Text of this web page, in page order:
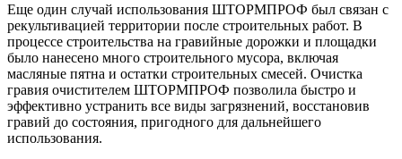
Еще один случай использования ШТОРМПРОФ был связан с
рекультивацией территории после строительных работ. В
процессе строительства на гравийные дорожки и площадки
было нанесено много строительного мусора, включая
масляные пятна и остатки строительных смесей. Очистка
гравия очистителем ШТОРМПРОФ позволила быстро и
эффективно устранить все виды загрязнений, восстановив
гравий до состояния, пригодного для дальнейшего
использования.